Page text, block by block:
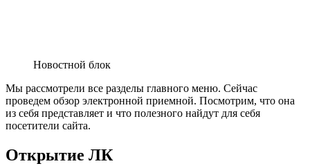
Новостной блок
Мы рассмотрели все разделы главного меню. Сейчас
проведем обзор электронной приемной. Посмотрим, что она
из себя представляет и что полезного найдут для себя
посетители сайта.
Открытие ЛК